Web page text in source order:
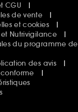
CGU
de vente
et cookies
Nutrivigilance
du programme de
des avis